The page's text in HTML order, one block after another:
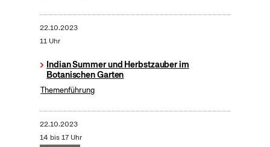
22.10.2023
11 Uhr
Indian Summer und Herbstzauber im
Botanischen Garten
Themenführung
22.10.2023
14 bis 17 Uhr